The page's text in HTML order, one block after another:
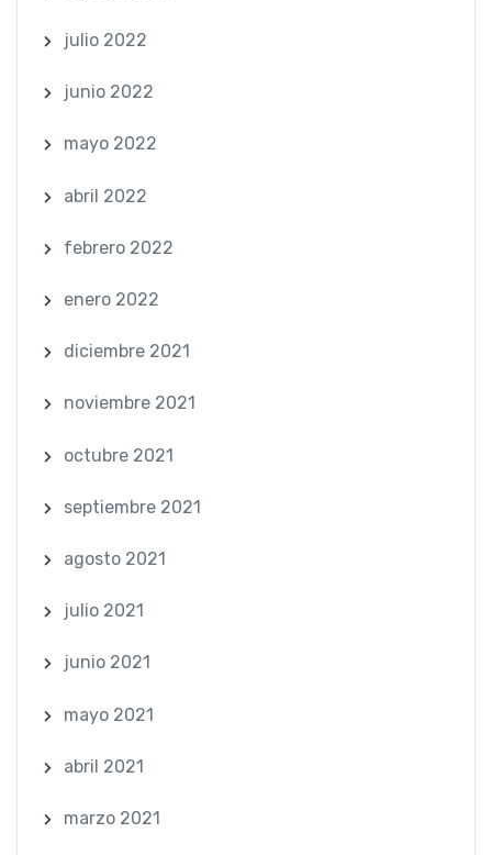
julio 2022
junio 2022
mayo 2022
abril 2022
febrero 2022
enero 2022
diciembre 2021
noviembre 2021
octubre 2021
septiembre 2021
agosto 2021
julio 2021
junio 2021
mayo 2021
abril 2021
marzo 2021